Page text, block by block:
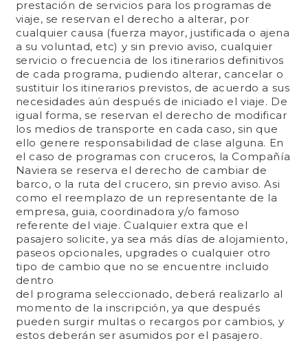
prestación de servicios para los programas de
viaje, se reservan el derecho a alterar, por
cualquier causa (fuerza mayor, justificada o ajena
a su voluntad, etc) y sin previo aviso, cualquier
servicio o frecuencia de los itinerarios definitivos
de cada programa, pudiendo alterar, cancelar o
sustituir los itinerarios previstos, de acuerdo a sus
necesidades aún después de iniciado el viaje. De
igual forma, se reservan el derecho de modificar
los medios de transporte en cada caso, sin que
ello genere responsabilidad de clase alguna. En
el caso de programas con cruceros, la Compañía
Naviera se reserva el derecho de cambiar de
barco, o la ruta del crucero, sin previo aviso. Asi
como el reemplazo de un representante de la
empresa, guia, coordinadora y/o famoso
referente del viaje. Cualquier extra que el
pasajero solicite, ya sea más días de alojamiento,
paseos opcionales, upgrades o cualquier otro
tipo de cambio que no se encuentre incluido
dentro
del programa seleccionado, deberá realizarlo al
momento de la inscripción, ya que después
pueden surgir multas o recargos por cambios, y
estos deberán ser asumidos por el pasajero.